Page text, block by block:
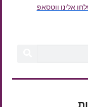
אלינו ווטסאפ